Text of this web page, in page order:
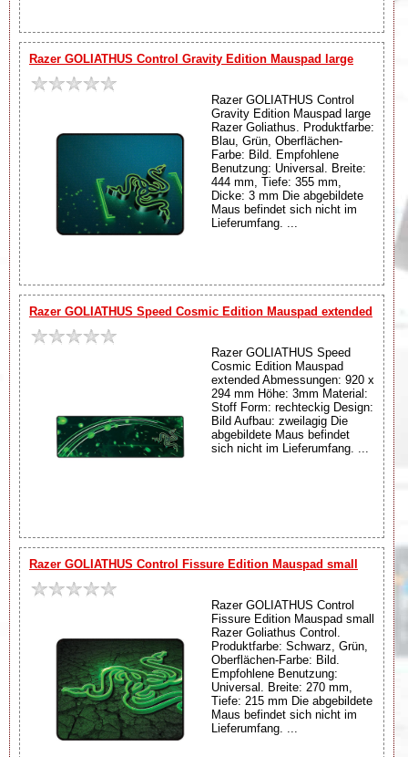
Razer GOLIATHUS Control Gravity Edition Mauspad large
Razer GOLIATHUS Control
Gravity Edition Mauspad large
Razer Goliathus. Produktfarbe:
Blau, Grün, Oberflächen-
Farbe: Bild. Empfohlene
Benutzung: Universal. Breite:
444 mm, Tiefe: 355 mm,
Dicke: 3 mm Die abgebildete
Maus befindet sich nicht im
Lieferumfang. ...
Razer GOLIATHUS Speed Cosmic Edition Mauspad extended
Razer GOLIATHUS Speed
Cosmic Edition Mauspad
extended Abmessungen: 920 x
294 mm Höhe: 3mm Material:
Stoff Form: rechteckig Design:
Bild Aufbau: zweilagig Die
abgebildete Maus befindet
sich nicht im Lieferumfang. ...
Razer GOLIATHUS Control Fissure Edition Mauspad small
Razer GOLIATHUS Control
Fissure Edition Mauspad small
Razer Goliathus Control.
Produktfarbe: Schwarz, Grün,
Oberflächen-Farbe: Bild.
Empfohlene Benutzung:
Universal. Breite: 270 mm,
Tiefe: 215 mm Die abgebildete
Maus befindet sich nicht im
Lieferumfang. ...